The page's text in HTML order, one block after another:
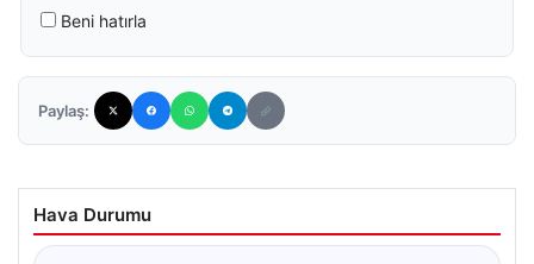
Beni hatırla
Paylaş:
Hava Durumu